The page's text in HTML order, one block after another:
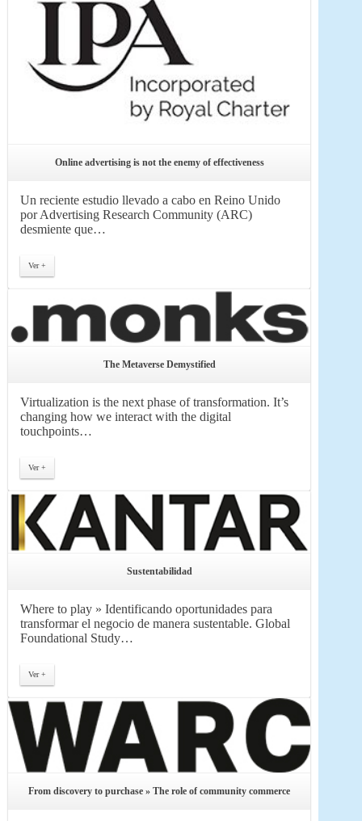
Online advertising is not the enemy of effectiveness
Un reciente estudio llevado a cabo en Reino Unido
por Advertising Research Community (ARC)
desmiente que…
Ver +
The Metaverse Demystified
Virtualization is the next phase of transformation. It’s
changing how we interact with the digital
touchpoints…
Ver +
Sustentabilidad
Where to play » Identificando oportunidades para
transformar el negocio de manera sustentable. Global
Foundational Study…
Ver +
From discovery to purchase » The role of community commerce